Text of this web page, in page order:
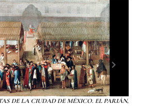
DE LA CIUDAD DE MÉXICO. EL PARIÁN,